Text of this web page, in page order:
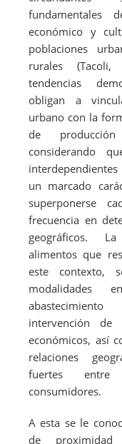
o
k
p
n
fundamentales
económico y
poblaciones
rurales
tendencias
obligan a
urbano con la
de
considerando
un marcado
superponerse
frecuencia en
geográficos.
alimentos que
este contexto,
modalidades
intervención de
económicos, así
relaciones
fuertes entre
consumidores.
A esta se le
de